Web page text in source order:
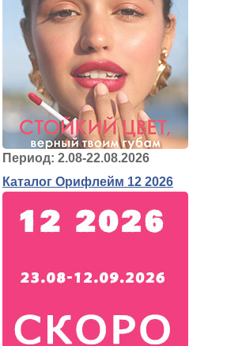
Период: 2.08-22.08.2026
Каталог Орифлейм 12 2026